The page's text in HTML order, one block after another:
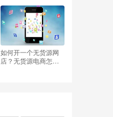
如何开一个无货源网
店？无货源电商怎么